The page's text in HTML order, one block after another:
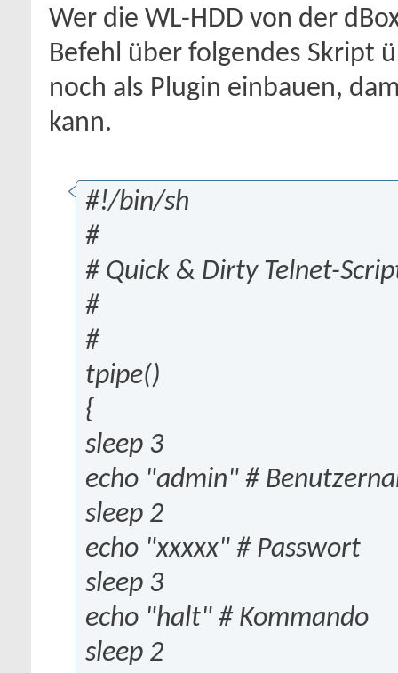
Wer die WL-HDD von der
Befehl über folgendes Skript
noch als Plugin einbauen,
kann.
#!/bin/sh
#
# Quick & Dirty Telnet-
#
#
tpipe()
{
sleep 3
echo "admin" #
sleep 2
echo "xxxxx" # Passwort
sleep 3
echo "halt" # Kommando
sleep 2